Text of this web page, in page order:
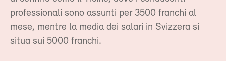
professionali sono assunti per 3500 franchi al
mese, mentre la media dei salari in Svizzera si
situa sui 5000 franchi.